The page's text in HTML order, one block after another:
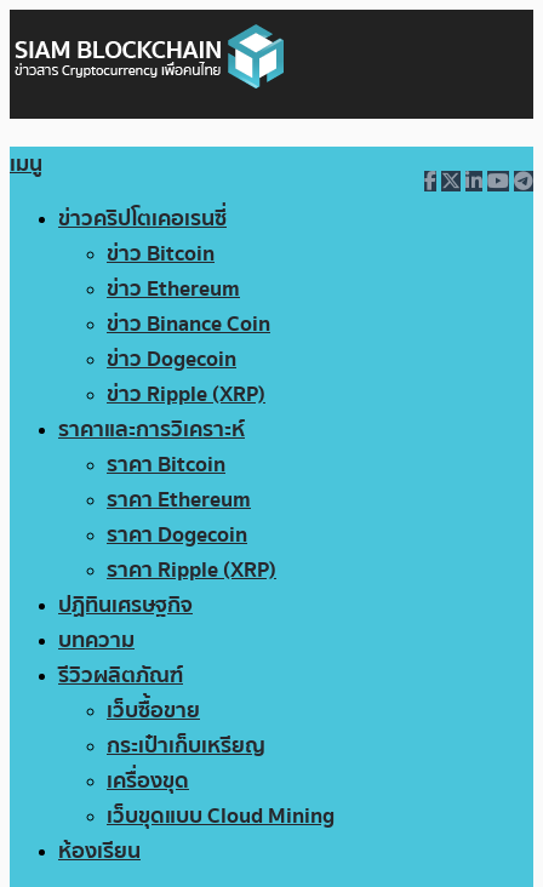
เมนู
ข่าวคริปโตเคอเรนซี่
ข่าว Bitcoin
ข่าว Ethereum
ข่าว Binance Coin
ข่าว Dogecoin
ข่าว Ripple (XRP)
ราคาและการวิเคราะห์
ราคา Bitcoin
ราคา Ethereum
ราคา Dogecoin
ราคา Ripple (XRP)
ปฏิทินเศรษฐกิจ
บทความ
รีวิวผลิตภัณฑ์
เว็บซื้อขาย
กระเป๋าเก็บเหรียญ
เครื่องขุด
เว็บขุดแบบ Cloud Mining
ห้องเรียน